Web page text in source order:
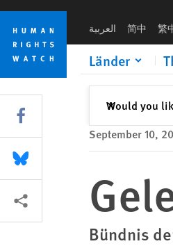
Skip
cookie
privacy
notice
Skip
main
content
العربية 简中 繁
Länder
Would you
✕Schließen
September 10,
Bündnis
Share this via Facebook
Share this via Bluesky
More sharing options